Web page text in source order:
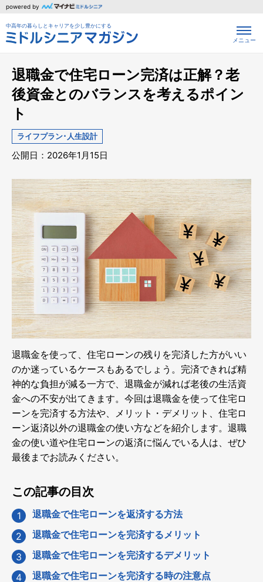
powered by
中高年の暮らしとキャリアを少し豊かにする
メニュー
退職金で住宅ローン完済は正解？老
後資金とのバランスを考えるポイン
ト
ライフプラン･人生設計
公開日：2026年1月15日
退職金を使って、住宅ローンの残りを完済した方がいい
のか迷っているケースもあるでしょう。完済できれば精
神的な負担が減る一方で、退職金が減れば老後の生活資
金への不安が出てきます。今回は退職金を使って住宅ロ
ーンを完済する方法や、メリット・デメリット、住宅ロ
ーン返済以外の退職金の使い方などを紹介します。退職
金の使い道や住宅ローンの返済に悩んでいる人は、ぜひ
最後までお読みください。
この記事の目次
退職金で住宅ローンを返済する方法
退職金で住宅ローンを完済するメリット
退職金で住宅ローンを完済するデメリット
退職金で住宅ローンを完済する時の注意点